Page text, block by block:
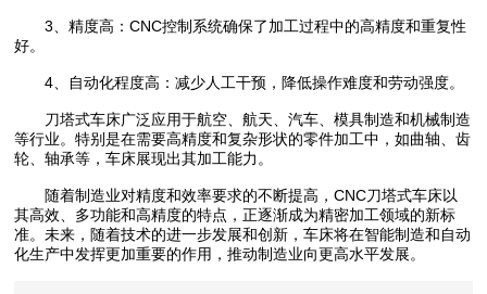
3、精度高：CNC控制系统确保了加工过程中的高精度和重复性
好。
4、自动化程度高：减少人工干预，降低操作难度和劳动强度。
刀塔式车床广泛应用于航空、航天、汽车、模具制造和机械制造
等行业。特别是在需要高精度和复杂形状的零件加工中，如曲轴、齿
轮、轴承等，车床展现出其加工能力。
随着制造业对精度和效率要求的不断提高，CNC刀塔式车床以
其高效、多功能和高精度的特点，正逐渐成为精密加工领域的新标
准。未来，随着技术的进一步发展和创新，车床将在智能制造和自动
化生产中发挥更加重要的作用，推动制造业向更高水平发展。